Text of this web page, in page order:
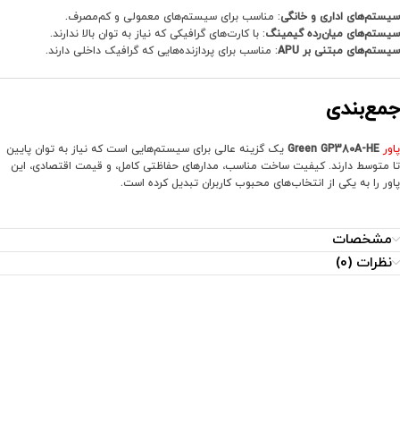
سیستم‌های اداری و خانگی: مناسب برای سیستم‌های معمولی و کم‌مصرف.
سیستم‌های میان‌رده گیمینگ: با کارت‌های گرافیکی که نیاز به توان بالا ندارند.
سیستم‌های مبتنی بر APU
: مناسب برای پردازنده‌هایی که گرافیک داخلی دارند.
جمع‌بندی
پاور Green GP380A-HE یک گزینه عالی برای سیستم‌هایی است که نیاز به توان پایین
تا متوسط دارند. کیفیت ساخت مناسب، مدارهای حفاظتی کامل، و قیمت اقتصادی، این
پاور را به یکی از انتخاب‌های محبوب کاربران تبدیل کرده است.
مشخصات
نظرات (0)